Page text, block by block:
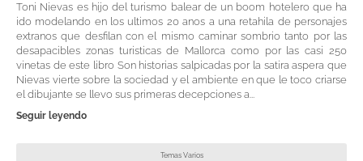
Toni Nievas es hijo del turismo balear de un boom hotelero que ha
ido modelando en los ultimos 20 anos a una retahila de personajes
extranos que desfilan con el mismo caminar sombrio tanto por las
desapacibles zonas turisticas de Mallorca como por las casi 250
vinetas de este libro Son historias salpicadas por la satira aspera que
Nievas vierte sobre la sociedad y el ambiente en que le toco criarse
el dibujante se llevo sus primeras decepciones a...
Seguir leyendo
Temas Varios